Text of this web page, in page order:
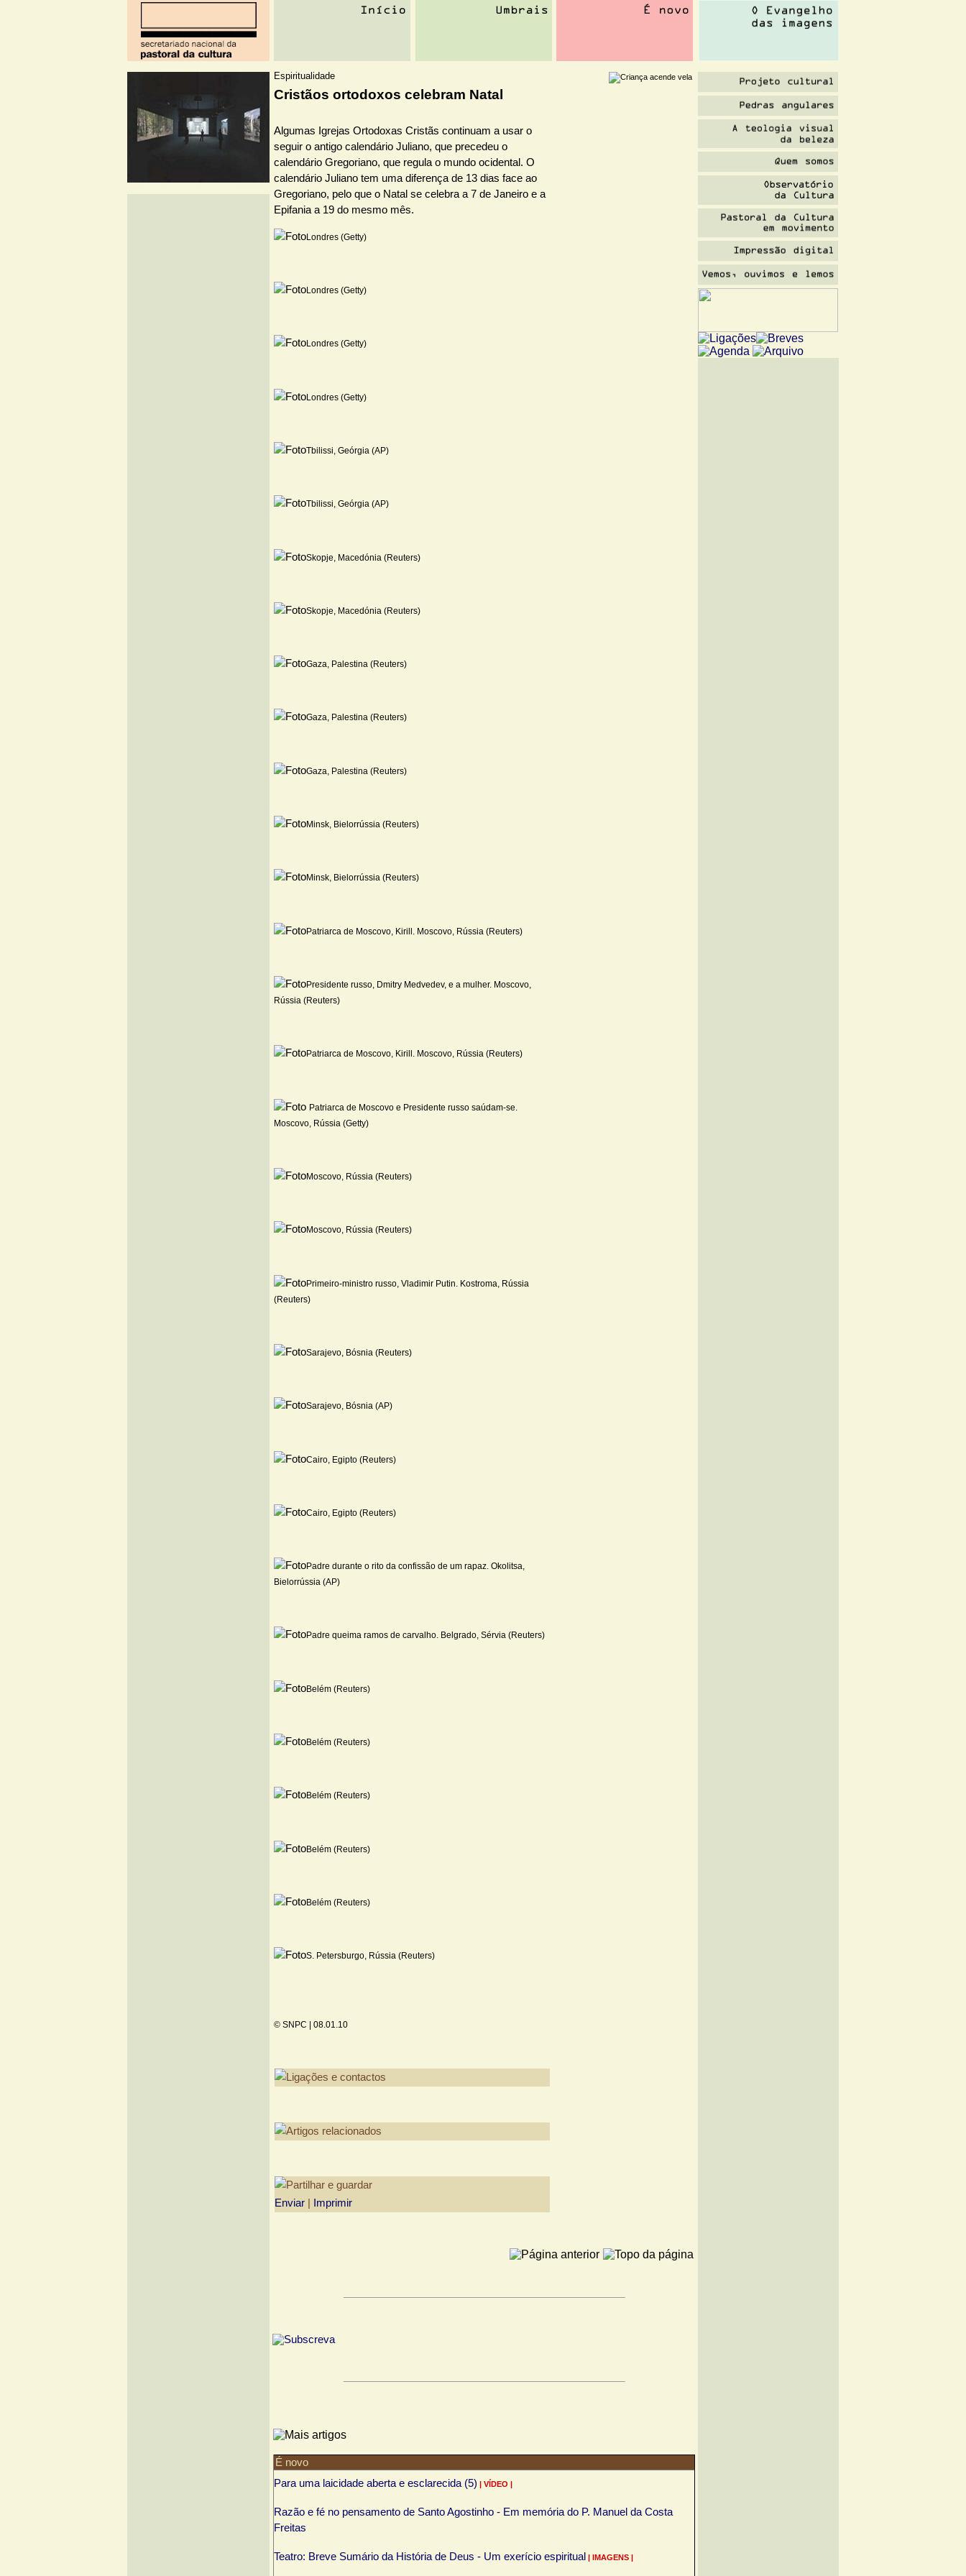
Espiritualidade
Cristãos ortodoxos celebram Natal
Algumas Igrejas Ortodoxas Cristãs continuam a usar o
seguir o antigo calendário Juliano, que precedeu o
calendário Gregoriano, que regula o mundo ocidental. O
calendário Juliano tem uma diferença de 13 dias face ao
Gregoriano, pelo que o Natal se celebra a 7 de Janeiro e a
Epifania a 19 do mesmo mês.
Londres (Getty)
Londres (Getty)
Londres (Getty)
Londres (Getty)
Tbilissi, Geórgia (AP)
Tbilissi, Geórgia (AP)
Skopje, Macedónia (Reuters)
Skopje, Macedónia (Reuters)
Gaza, Palestina (Reuters)
Gaza, Palestina (Reuters)
Gaza, Palestina (Reuters)
Minsk, Bielorrússia (Reuters)
Minsk, Bielorrússia (Reuters)
Patriarca de Moscovo, Kirill. Moscovo, Rússia (Reuters)
Presidente russo, Dmitry Medvedev, e a mulher. Moscovo,
Rússia (Reuters)
Patriarca de Moscovo, Kirill. Moscovo, Rússia (Reuters)
Patriarca de Moscovo e Presidente russo saúdam-se.
Moscovo, Rússia (Getty)
Moscovo, Rússia (Reuters)
Moscovo, Rússia (Reuters)
Primeiro-ministro russo, Vladimir Putin. Kostroma, Rússia
(Reuters)
Sarajevo, Bósnia (Reuters)
Sarajevo, Bósnia (AP)
Cairo, Egipto (Reuters)
Cairo, Egipto (Reuters)
Padre durante o rito da confissão de um rapaz. Okolitsa,
Bielorrússia (AP)
Padre queima ramos de carvalho. Belgrado, Sérvia (Reuters)
Belém (Reuters)
Belém (Reuters)
Belém (Reuters)
Belém (Reuters)
Belém (Reuters)
S. Petersburgo, Rússia (Reuters)
© SNPC | 08.01.10
Enviar Imprimir
É novo
Para uma laicidade aberta e esclarecida (5) | VÍDEO |
Razão e fé no pensamento de Santo Agostinho - Em memória do P. Manuel da Costa
Freitas
Teatro: Breve Sumário da História de Deus - Um exerício espiritual | IMAGENS |